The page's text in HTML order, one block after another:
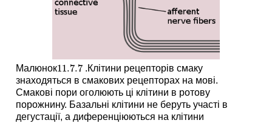
Малюнок11.7.7
11.7.7 .Клітини рецепторів смаку
знаходяться в смакових рецепторах на мові.
Смакові пори оголюють ці клітини в ротову
порожнину. Базальні клітини не беруть участі в
дегустації, а диференціюються на клітини